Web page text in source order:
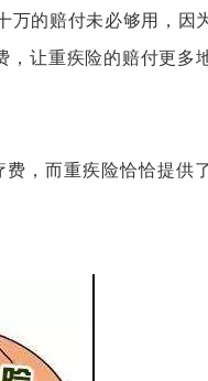
万的赔付未必够用 ， 因
， 让重疾险的赔付更多
费 ，而重疾险恰恰提供